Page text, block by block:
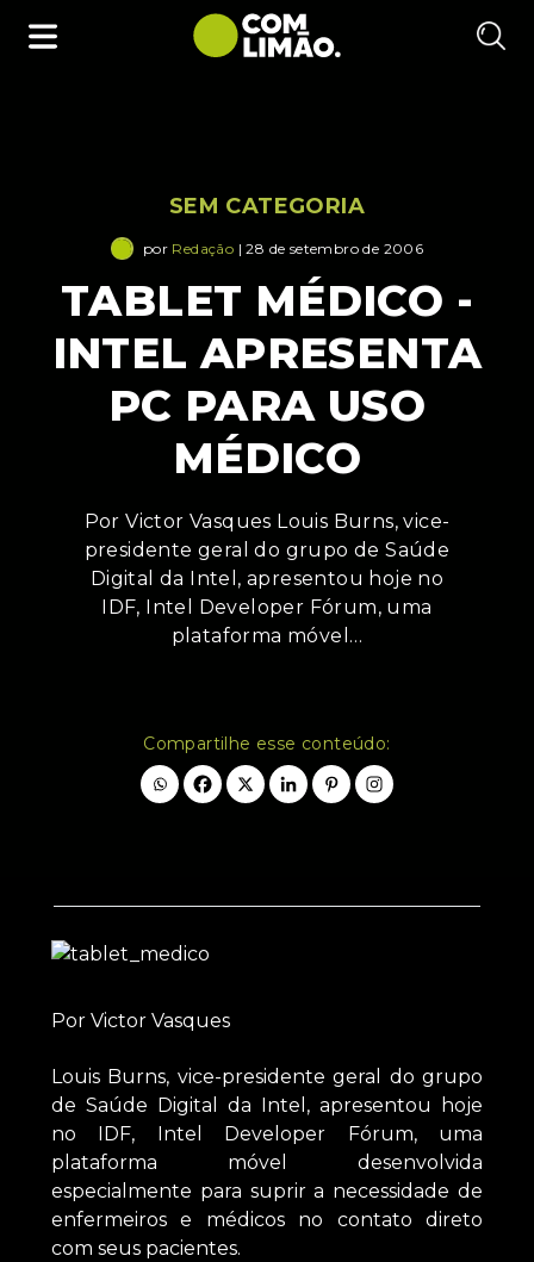
SEM CATEGORIA
por Redação | 28 de setembro de 2006
TABLET MÉDICO -
INTEL APRESENTA
PC PARA USO
MÉDICO
Por Victor Vasques Louis Burns, vice-
presidente geral do grupo de Saúde
Digital da Intel, apresentou hoje no
IDF, Intel Developer Fórum, uma
plataforma móvel…
Compartilhe esse conteúdo:
Por Victor Vasques
Louis Burns, vice-presidente geral do grupo
de Saúde Digital da Intel, apresentou hoje
no IDF, Intel Developer Fórum, uma
plataforma móvel desenvolvida
especialmente para suprir a necessidade de
enfermeiros e médicos no contato direto
com seus pacientes.